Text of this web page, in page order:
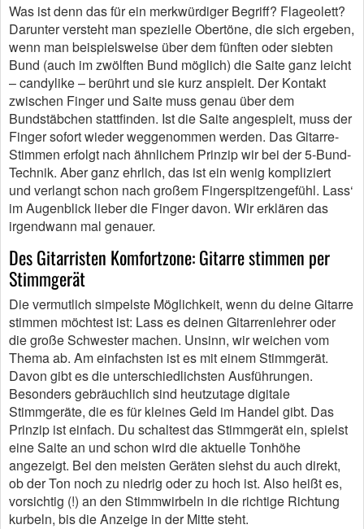
Was ist denn das für ein merkwürdiger Begriff? Flageolett?
Darunter versteht man spezielle Obertöne, die sich ergeben,
wenn man beispielsweise über dem fünften oder siebten
Bund (auch im zwölften Bund möglich) die Saite ganz leicht
– candylike – berührt und sie kurz anspielt. Der Kontakt
zwischen Finger und Saite muss genau über dem
Bundstäbchen stattfinden. Ist die Saite angespielt, muss der
Finger sofort wieder weggenommen werden. Das Gitarre-
Stimmen erfolgt nach ähnlichem Prinzip wir bei der 5-Bund-
Technik. Aber ganz ehrlich, das ist ein wenig kompliziert
und verlangt schon nach großem Fingerspitzengefühl. Lass‘
im Augenblick lieber die Finger davon. Wir erklären das
irgendwann mal genauer.
Des Gitarristen Komfortzone: Gitarre stimmen per
Stimmgerät
Die vermutlich simpelste Möglichkeit, wenn du deine Gitarre
stimmen möchtest ist: Lass es deinen Gitarrenlehrer oder
die große Schwester machen. Unsinn, wir weichen vom
Thema ab. Am einfachsten ist es mit einem Stimmgerät.
Davon gibt es die unterschiedlichsten Ausführungen.
Besonders gebräuchlich sind heutzutage digitale
Stimmgeräte, die es für kleines Geld im Handel gibt. Das
Prinzip ist einfach. Du schaltest das Stimmgerät ein, spielst
eine Saite an und schon wird die aktuelle Tonhöhe
angezeigt. Bei den meisten Geräten siehst du auch direkt,
ob der Ton noch zu niedrig oder zu hoch ist. Also heißt es,
vorsichtig (!) an den Stimmwirbeln in die richtige Richtung
kurbeln, bis die Anzeige in der Mitte steht.